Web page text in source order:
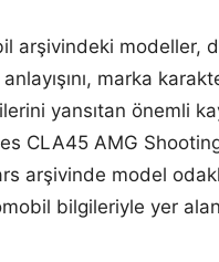
arşivindeki modeller,
marka
yansıtan önemli
CLA45 AMG
arşivinde model
bilgileriyle yer